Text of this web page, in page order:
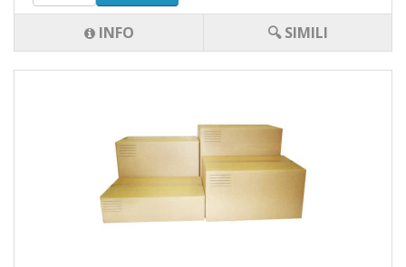
INFO 🔍 SIMILI